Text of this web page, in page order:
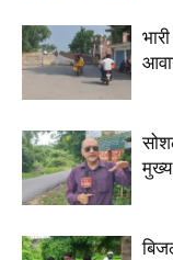
मुख्य